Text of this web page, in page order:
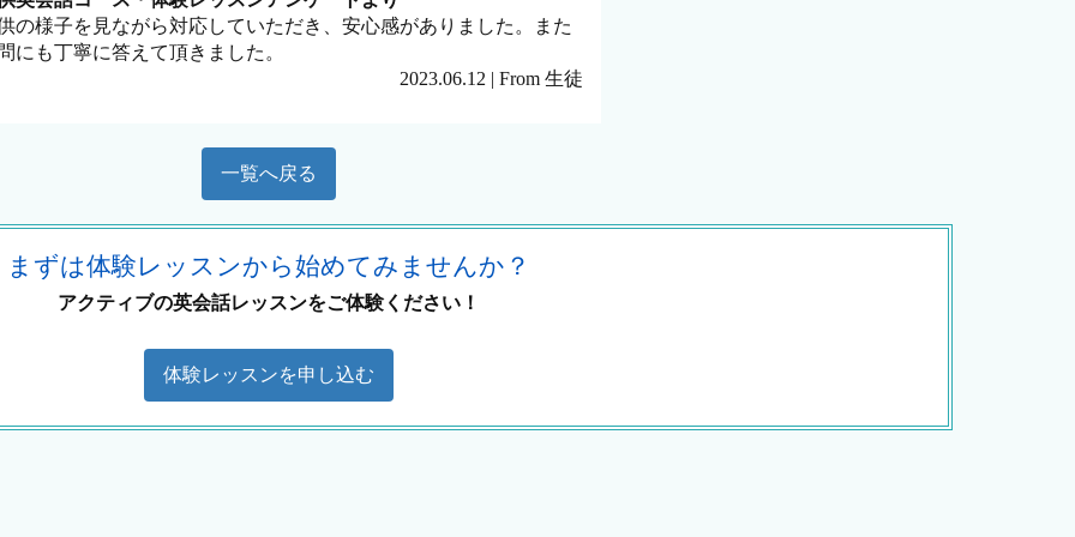
の様子を見ながら対応していただき、安心感がありました。また
にも丁寧に答えて頂きました。
2023.06.12 | From 生徒
一覧へ戻る
まずは体験レッスンから始めてみませんか？
アクティブの英会話レッスンをご体験ください！
体験レッスンを申し込む